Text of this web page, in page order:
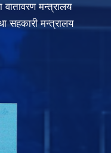
मन्त्रालय
सहकारी मन्त्रालय